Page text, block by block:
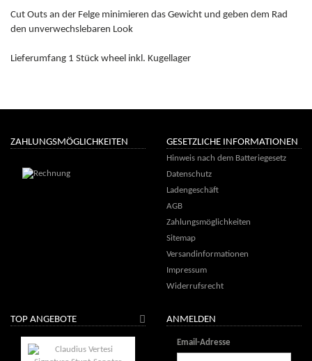
Cut Outs an der Felge minimieren das Gewicht und geben dem Rad
den unverwechslebaren Look
Lieferumfang 1 Stück wheel inkl. Kugellager
ZAHLUNGSMÖGLICHKEITEN GESETZLICHE INFORMATIONEN
Hinweis nach dem Batteriegesetz
Datenschutz
Ladengeschäft
AGB
Zahlungsmöglichkeiten
Sitemap
Versandinformationen
Impressum
Widerrufsrecht
TOP ANGEBOTE ANMELDEN
Email-Adresse